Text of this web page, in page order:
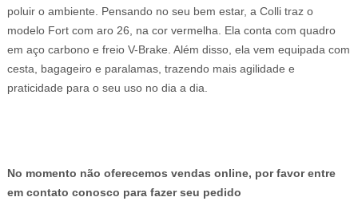
poluir o ambiente. Pensando no seu bem estar, a Colli traz o
modelo Fort com aro 26, na cor vermelha. Ela conta com quadro
em aço carbono e freio V-Brake. Além disso, ela vem equipada com
cesta, bagageiro e paralamas, trazendo mais agilidade e
praticidade para o seu uso no dia a dia.
No momento não oferecemos vendas online, por favor entre
em contato conosco para fazer seu pedido